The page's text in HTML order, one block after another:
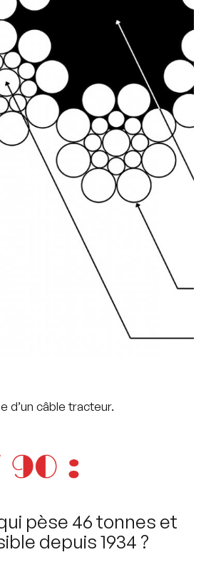
d’un câble tracteur.
pèse 46 tonnes et
depuis 1934 ?